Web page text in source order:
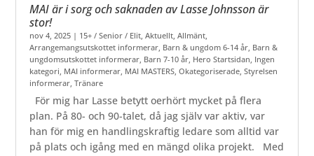
MAI är i sorg och saknaden av Lasse Johnsson är
stor!
nov 4, 2025 | 15+ / Senior / Elit ,Aktuellt ,Allmänt
Arrangemangsutskottet informerar Barn & ungdom 6-14 år Barn &
ungdomsutskottet informerar Barn 7-10 år Hero Startsidan Ingen
kategori MAI informerar MAI MASTERS ,Okategoriserade ,Styrelsen
informerar ,Tränare
För mig har Lasse betytt oerhört mycket på flera
plan. På 80- och 90-talet, då jag själv var aktiv, var
han för mig en handlingskraftig ledare som alltid var
på plats och igång med en mängd olika projekt. Med